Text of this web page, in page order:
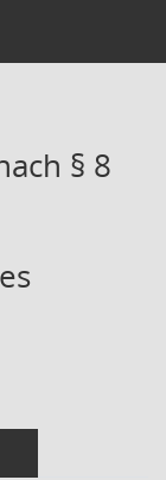
§ 8